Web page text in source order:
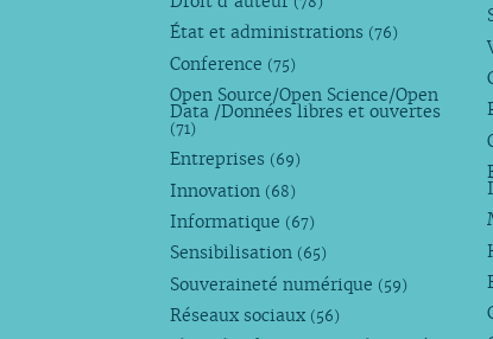
État et administrations (76)
Conference (75)
Open Source/Open Science/Open
Data /Données libres et ouvertes
(71)
Entreprises (69)
Innovation (68)
Informatique (67)
Sensibilisation (65)
Souveraineté numérique (59)
Réseaux sociaux (56)